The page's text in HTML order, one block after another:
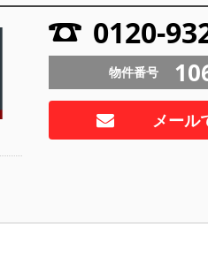
0120-
物件番号
メール